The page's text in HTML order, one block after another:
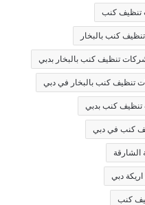
تنظيف كنب
كنب بالبخار
تنظيف كنب بالبخار بدبي
تنظيف كنب بالبخار في دبي
كنب بدبي
كنب في دبي
الشارقة
دبي
كنب